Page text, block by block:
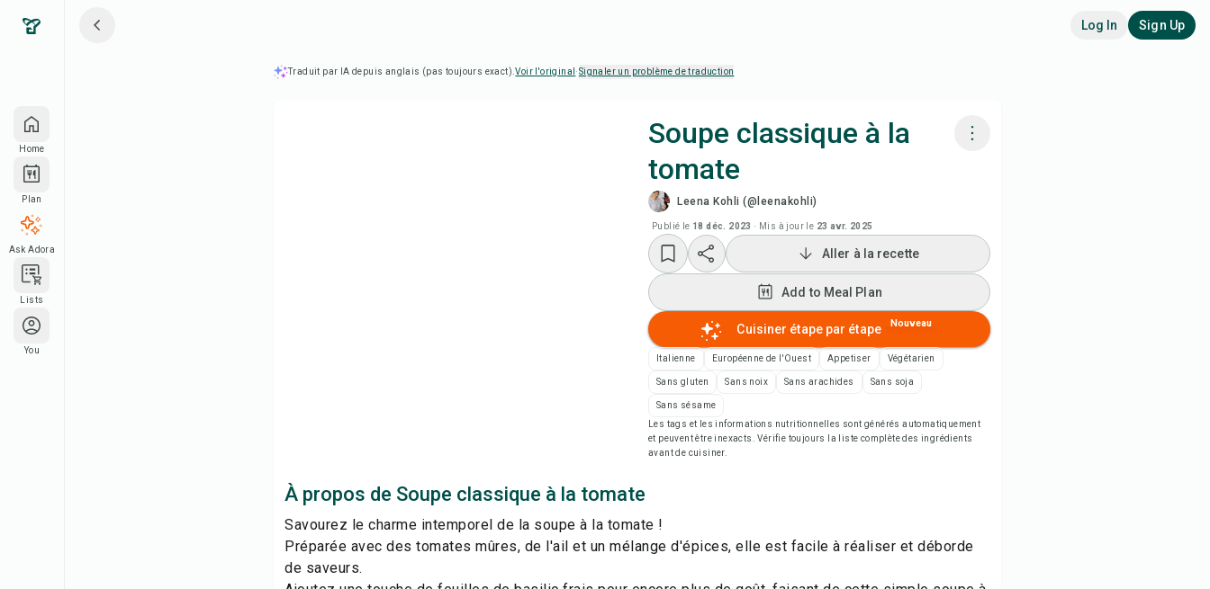
Home
Plan
Ask Adora
Lists
You
Log In Sign Up
Traduit par IA depuis anglais (pas toujours exact).Voir l'original ·Signaler un problème de traduction
Soupe classique à la
tomate
Leena Kohli (@leenakohli)
Publié le 18 déc. 2023 · Mis à jour le 23 avr. 2025
Add to Meal Plan
Add to Shopping List
Notes de recette
Enregistrer
Aller à la recette
Add to Meal Plan
Cuisiner étape par étape Nouveau
Italienne Européenne de l'Ouest Appetiser Végétarien
Sans gluten Sans noix Sans arachides Sans soja
Sans sésame
Les tags et les informations nutritionnelles sont générés automatiquement
et peuvent être inexacts. Vérifie toujours la liste complète des ingrédients
avant de cuisiner.
À propos de Soupe classique à la tomate
Savourez le charme intemporel de la soupe à la tomate !
Préparée avec des tomates mûres, de l'ail et un mélange d'épices, elle est facile à réaliser et déborde
de saveurs.